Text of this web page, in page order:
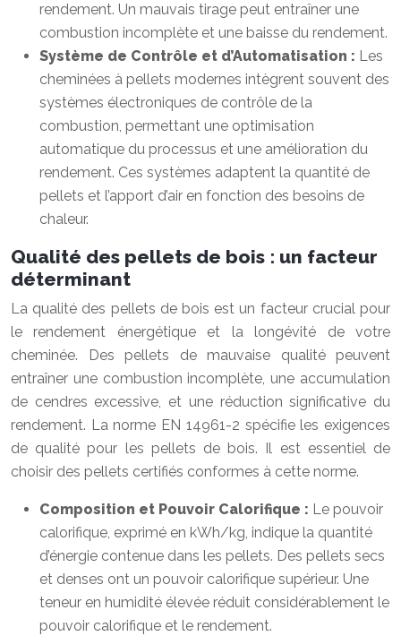
rendement. Un mauvais tirage peut entraîner une
combustion incomplète et une baisse du rendement.
Système de Contrôle et d’Automatisation : Les
cheminées à pellets modernes intègrent souvent des
systèmes électroniques de contrôle de la
combustion, permettant une optimisation
automatique du processus et une amélioration du
rendement. Ces systèmes adaptent la quantité de
pellets et l’apport d’air en fonction des besoins de
chaleur.
Qualité des pellets de bois : un facteur
déterminant
La qualité des pellets de bois est un facteur crucial pour
le rendement énergétique et la longévité de votre
cheminée. Des pellets de mauvaise qualité peuvent
entraîner une combustion incomplète, une accumulation
de cendres excessive, et une réduction significative du
rendement. La norme EN 14961-2 spécifie les exigences
de qualité pour les pellets de bois. Il est essentiel de
choisir des pellets certifiés conformes à cette norme.
Composition et Pouvoir Calorifique : Le pouvoir
calorifique, exprimé en kWh/kg, indique la quantité
d’énergie contenue dans les pellets. Des pellets secs
et denses ont un pouvoir calorifique supérieur. Une
teneur en humidité élevée réduit considérablement le
pouvoir calorifique et le rendement.